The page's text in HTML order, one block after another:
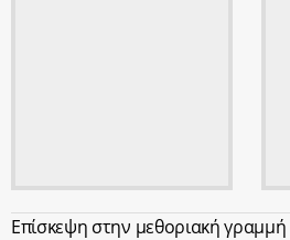
Επίσκεψη στην μεθοριακή